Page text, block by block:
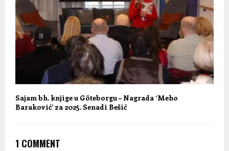
Sajam bh. knjige u Göteborgu – Nagrada ‘Meho
Baraković’ za 2025. Senadi Bešić
1 COMMENT